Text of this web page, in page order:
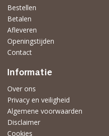
Bestellen
Betalen
Afleveren
Openingstijden
Contact
Informatie
Over ons
Privacy en veiligheid
Algemene voorwaarden
Disclaimer
Cookies